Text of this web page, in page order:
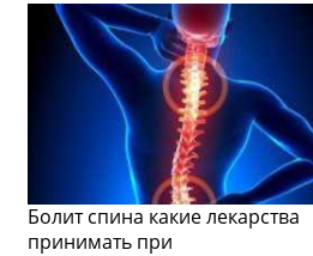
Болит спина какие лекарства
принимать при